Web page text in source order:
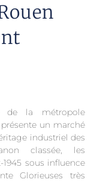
de la métropole
un marché
industriel des
classée, les
sous influence
Glorieuses très